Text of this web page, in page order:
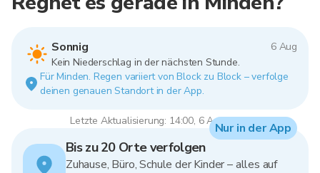
Sonnig
6 Aug
Kein Niederschlag in der nächsten Stunde.
Für Minden. Regen variiert von Block zu Block – verfolge
deinen genauen Standort in der App.
Letzte Aktualisierung: 14:00, 6 Aug 2026
Bis zu 20 Orte verfolgen
Zuhause, Büro, Schule der Kinder – alles auf
Nur in der App